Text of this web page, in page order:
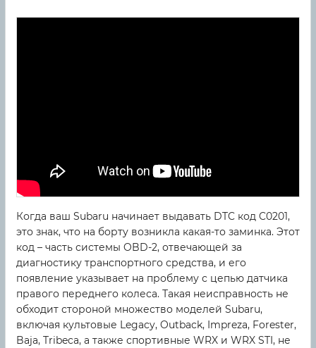
Когда ваш Subaru начинает выдавать DTC код C0201,
это знак, что на борту возникла какая-то заминка. Этот
код – часть системы OBD-2, отвечающей за
диагностику транспортного средства, и его
появление указывает на проблему с цепью датчика
правого переднего колеса. Такая неисправность не
обходит стороной множество моделей Subaru,
включая культовые Legacy, Outback, Impreza, Forester,
Baja, Tribeca, а также спортивные WRX и WRX STI, не